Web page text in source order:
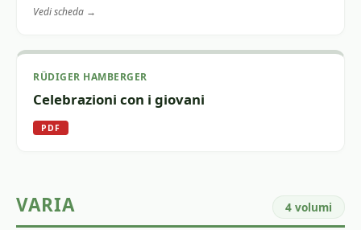
Vedi scheda →
RÜDIGER HAMBERGER
Celebrazioni con i giovani
PDF
VARIA 4 volumi